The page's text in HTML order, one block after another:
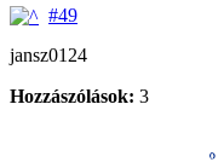
#49
jansz0124
Hozzászólások: 3